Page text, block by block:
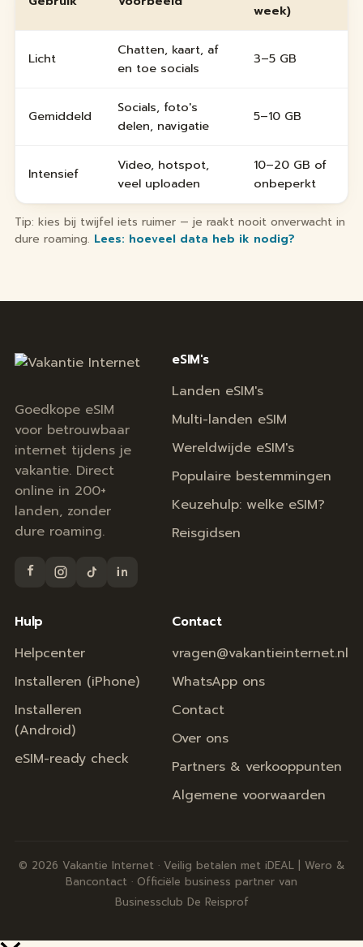
week)
Licht
Chatten, kaart, af
en toe socials
3–5 GB
Gemiddeld
Socials, foto's
delen, navigatie
5–10 GB
Intensief
Video, hotspot,
veel uploaden
10–20 GB of
onbeperkt
Tip: kies bij twijfel iets ruimer — je raakt nooit onverwacht in
dure roaming. Lees: hoeveel data heb ik nodig?
Goedkope eSIM
voor betrouwbaar
internet tijdens je
vakantie. Direct
online in 200+
landen, zonder
dure roaming.
eSIM's
Landen eSIM's
Multi-landen eSIM
Wereldwijde eSIM's
Populaire bestemmingen
Keuzehulp: welke eSIM?
Reisgidsen
Hulp
Helpcenter
Installeren (iPhone)
Installeren
(Android)
eSIM-ready check
Contact
vragen@vakantieinternet.nl
WhatsApp ons
Contact
Over ons
Partners & verkooppunten
Algemene voorwaarden
© 2026 Vakantie Internet · Veilig betalen met iDEAL | Wero &
Bancontact · Officiële business partner van
Businessclub De Reisprof